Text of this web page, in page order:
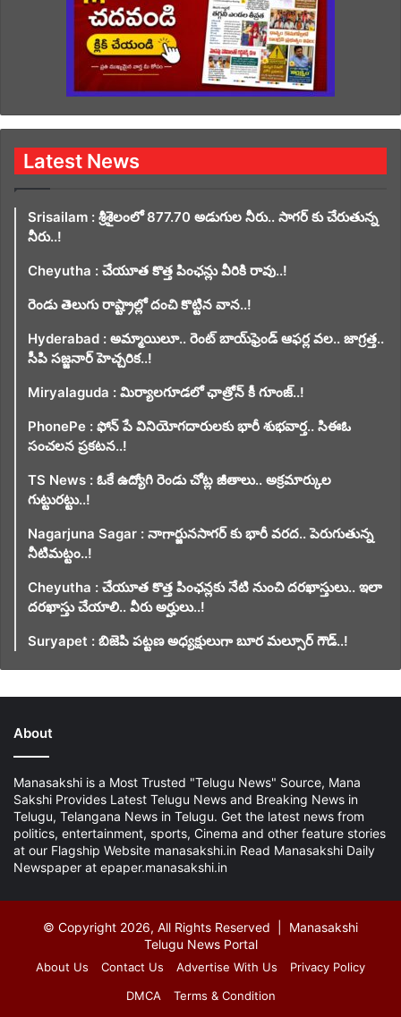
Latest News
Srisailam : శ్రీశైలంలో 877.70 అడుగుల నీరు.. సాగర్ కు చేరుతున్న
నీరు..!
Cheyutha : చేయూత కొత్త పింఛన్లు వీరికి రావు..!
రెండు తెలుగు రాష్ట్రాల్లో దంచి కొట్టిన వాన..!
Hyderabad : అమ్మాయిలూ.. రెంట్ బాయ్‌ఫ్రెండ్ ఆఫర్ల వల.. జాగ్రత్త..
సీపి సజ్జనార్ హెచ్చరిక..!
Miryalaguda : మిర్యాలగూడలో ఛాత్రోన్ కీ గూంజ్..!
PhonePe : ఫోన్ పే వినియోగదారులకు భారీ శుభవార్త.. సిఈఓ
సంచలన ప్రకటన..!
TS News : ఓకే ఉద్యోగి రెండు చోట్ల జీతాలు.. అక్రమార్కుల
గుట్టురట్టు..!
Nagarjuna Sagar : నాగార్జునసాగర్ కు భారీ వరద.. పెరుగుతున్న
నీటిమట్టం..!
Cheyutha : చేయూత కొత్త పింఛన్లకు నేటి నుంచి దరఖాస్తులు.. ఇలా
దరఖాస్తు చేయాలి.. వీరు అర్హులు..!
Suryapet : బిజెపి పట్టణ అధ్యక్షులుగా బూర మల్సూర్ గౌడ్..!
About
Manasakshi is a Most Trusted "Telugu News" Source, Mana
Sakshi Provides Latest Telugu News and Breaking News in
Telugu, Telangana News in Telugu. Get the latest news from
politics, entertainment, sports, Cinema and other feature stories
at our Flagship Website manasakshi.in Read Manasakshi Daily
Newspaper at epaper.manasakshi.in
© Copyright 2026, All Rights Reserved | Manasakshi
Telugu News Portal
About Us Contact Us Advertise With Us
Privacy Policy
DMCA
Terms & Condition